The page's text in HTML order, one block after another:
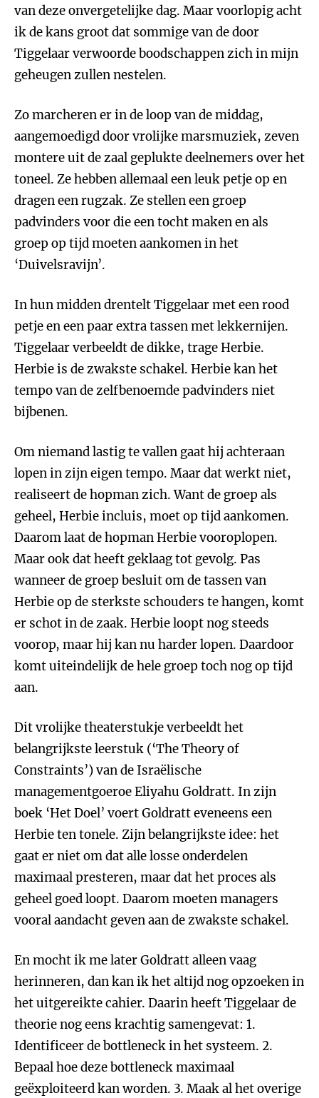
van deze onvergetelijke dag. Maar voorlopig acht
ik de kans groot dat sommige van de door
Tiggelaar verwoorde boodschappen zich in mijn
geheugen zullen nestelen.
Zo marcheren er in de loop van de middag,
aangemoedigd door vrolijke marsmuziek, zeven
montere uit de zaal geplukte deelnemers over het
toneel. Ze hebben allemaal een leuk petje op en
dragen een rugzak. Ze stellen een groep
padvinders voor die een tocht maken en als
groep op tijd moeten aankomen in het
‘Duivelsravijn’.
In hun midden drentelt Tiggelaar met een rood
petje en een paar extra tassen met lekkernijen.
Tiggelaar verbeeldt de dikke, trage Herbie.
Herbie is de zwakste schakel. Herbie kan het
tempo van de zelfbenoemde padvinders niet
bijbenen.
Om niemand lastig te vallen gaat hij achteraan
lopen in zijn eigen tempo. Maar dat werkt niet,
realiseert de hopman zich. Want de groep als
geheel, Herbie incluis, moet op tijd aankomen.
Daarom laat de hopman Herbie vooroplopen.
Maar ook dat heeft geklaag tot gevolg. Pas
wanneer de groep besluit om de tassen van
Herbie op de sterkste schouders te hangen, komt
er schot in de zaak. Herbie loopt nog steeds
voorop, maar hij kan nu harder lopen. Daardoor
komt uiteindelijk de hele groep toch nog op tijd
aan.
Dit vrolijke theaterstukje verbeeldt het
belangrijkste leerstuk (‘The Theory of
Constraints’) van de Israëlische
managementgoeroe Eliyahu Goldratt. In zijn
boek ‘Het Doel’ voert Goldratt eveneens een
Herbie ten tonele. Zijn belangrijkste idee: het
gaat er niet om dat alle losse onderdelen
maximaal presteren, maar dat het proces als
geheel goed loopt. Daarom moeten managers
vooral aandacht geven aan de zwakste schakel.
En mocht ik me later Goldratt alleen vaag
herinneren, dan kan ik het altijd nog opzoeken in
het uitgereikte cahier. Daarin heeft Tiggelaar de
theorie nog eens krachtig samengevat: 1.
Identificeer de bottleneck in het systeem. 2.
Bepaal hoe deze bottleneck maximaal
geëxploiteerd kan worden. 3. Maak al het overige